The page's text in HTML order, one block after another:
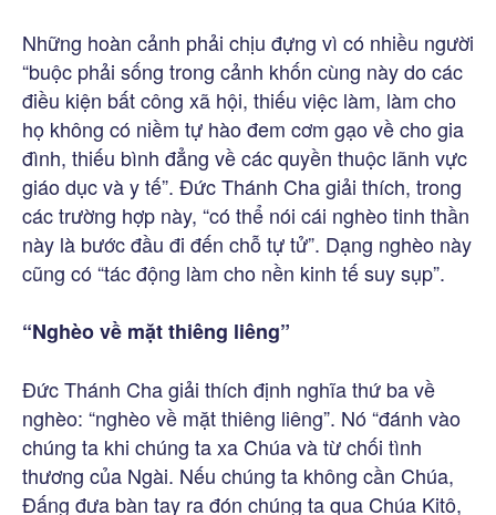
Những hoàn cảnh phải chịu đựng vì có nhiều người
“buộc phải sống trong cảnh khốn cùng này do các
điều kiện bất công xã hội, thiếu việc làm, làm cho
họ không có niềm tự hào đem cơm gạo về cho gia
đình, thiếu bình đẳng về các quyền thuộc lãnh vực
giáo dục và y tế”. Đức Thánh Cha giải thích, trong
các trường hợp này, “có thể nói cái nghèo tinh thần
này là bước đầu đi đến chỗ tự tử”. Dạng nghèo này
cũng có “tác động làm cho nền kinh tế suy sụp”.
“Nghèo về mặt thiêng liêng”
Đức Thánh Cha giải thích định nghĩa thứ ba về
nghèo: “nghèo về mặt thiêng liêng”. Nó “đánh vào
chúng ta khi chúng ta xa Chúa và từ chối tình
thương của Ngài. Nếu chúng ta không cần Chúa,
Đấng đưa bàn tay ra đón chúng ta qua Chúa Kitô,